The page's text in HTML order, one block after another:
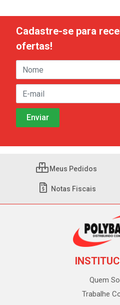
Cadastre-se para
ofertas!
Meus Pedidos
Notas Fiscais
Quem
Trabalhe